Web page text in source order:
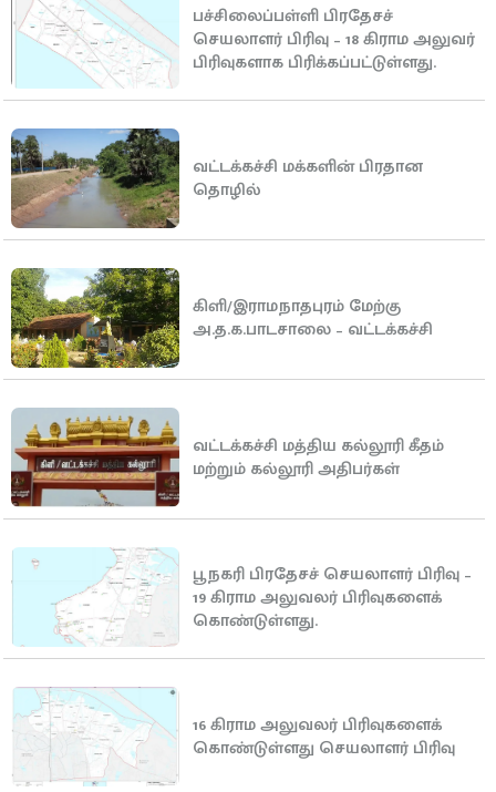
பச்சிலைப்பள்ளி பிரதேசச்
செயலாளர் பிரிவு – 18 கிராம அலுவர்
பிரிவுகளாக பிரிக்கப்பட்டுள்ளது.
வட்டக்கச்சி மக்களின் பிரதான
தொழில்
கிளி/இராமநாதபுரம் மேற்கு
அ.த.க.பாடசாலை – வட்டக்கச்சி
வட்டக்கச்சி மத்திய கல்லூரி கீதம்
மற்றும் கல்லூரி அதிபர்கள்
பூநகரி பிரதேசச் செயலாளர் பிரிவு –
19 கிராம அலுவலர் பிரிவுகளைக்
கொண்டுள்ளது.
16 கிராம அலுவலர் பிரிவுகளைக்
கொண்டுள்ளது செயலாளர் பிரிவு